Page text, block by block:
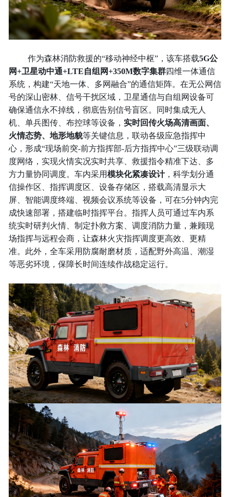
作为森林消防救援的“移动神经中枢”，该车搭载5G公
网+卫星动中通+LTE自组网+350M数字集群四维一体通信
系统，构建“天地一体、多网融合”的通信矩阵。在无公网信
号的深山密林、信号干扰区域，卫星通信与自组网设备可
确保通信永不掉线，彻底告别信号盲区。同时集成无人
机、单兵图传、布控球等设备， 实时回传火场高清画面、
火情态势、地形地貌等关键信息，联动各级应急指挥中
心，形成“现场前突-前方指挥部-后方指挥中心”三级联动调
度网络，实现火情实况实时共享、救援指令精准下达、多
方力量协同调度。车内采用模块化紧凑设计，科学划分通
信操作区、指挥调度区、设备存储区，搭载高清显示大
屏、智能调度终端、视频会议系统等设备，可在5分钟内完
成快速部署，搭建临时指挥平台。指挥人员可通过车内系
统实时研判火情、制定扑救方案、调度消防力量，兼顾现
场指挥与远程会商，让森林火灾指挥调度更高效、更精
准。此外，全车采用防腐耐磨材质，适配野外高温、潮湿
等恶劣环境，保障长时间连续作战稳定运行。